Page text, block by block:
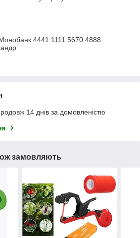
4441 1111 5670 4888
14 днів за домовленістю
замовляють